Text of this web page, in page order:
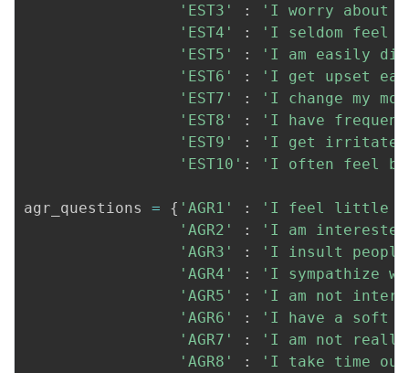
'EST3'
:
'I worry about
'EST4'
:
'I seldom feel
'EST5'
:
'I am easily
'EST6'
:
'I get upset
'EST7'
:
'I change my
'EST8'
:
'I have frequent
'EST9'
:
'I get
'EST10' : 'I often feel
agr_questions = { 'AGR1' :
'I feel little
'AGR2'
:
'I am
'AGR3'
:
'I insult
'AGR4'
:
'I sympathize
'AGR5'
:
'I am not
'AGR6'
:
'I have a soft
'AGR7'
:
'I am not
'AGR8'
:
'I take time